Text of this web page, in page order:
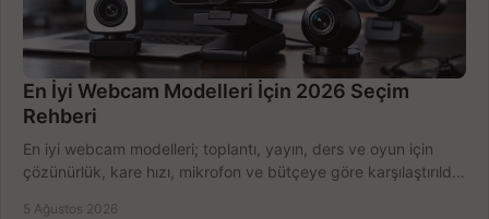
En İyi Webcam Modelleri İçin 2026 Seçim
Rehberi
En iyi webcam modelleri; toplantı, yayın, ders ve oyun için
çözünürlük, kare hızı, mikrofon ve bütçeye göre karşılaştırıldı.
5 Ağustos 2026